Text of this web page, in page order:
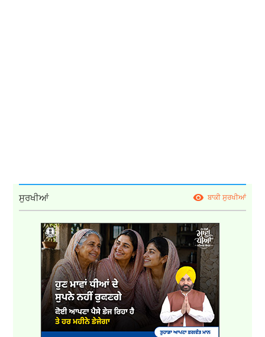
ਸੁਰਖੀਆਂ ਬਾਕੀ ਸੁਰਖੀਆਂ